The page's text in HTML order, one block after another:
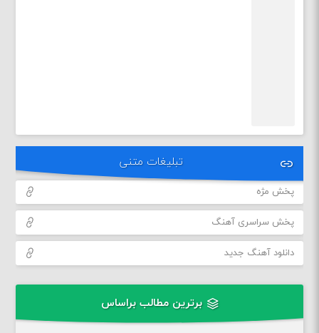
تبلیغات متنی
پخش مژه
پخش سراسری آهنگ
دانلود آهنگ جدید
برترین مطالب براساس